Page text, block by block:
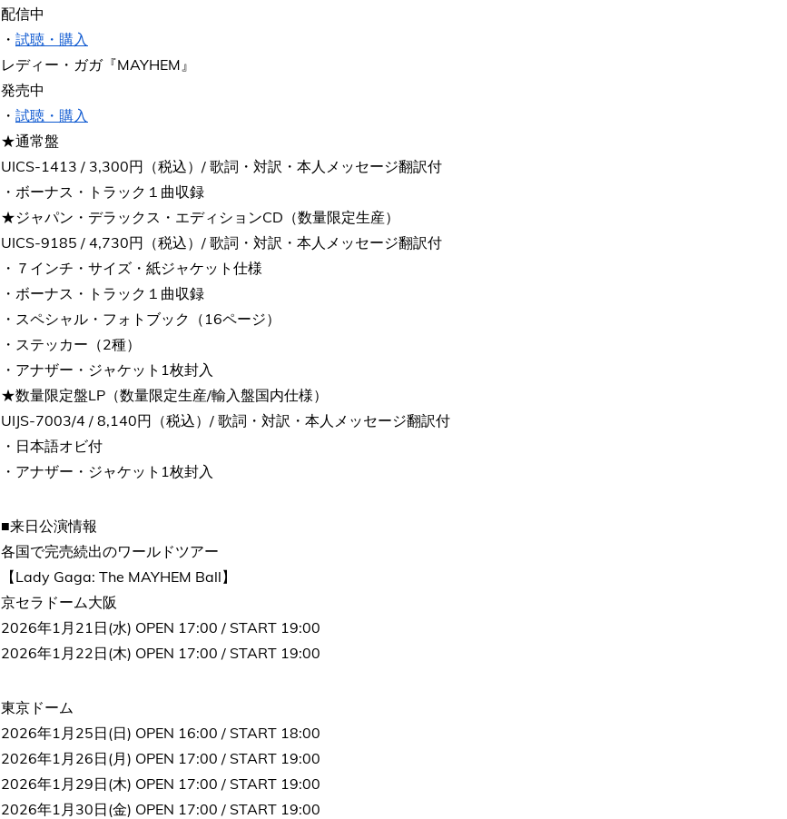
配信中
・ 試聴・購入
レディー・ガガ『MAYHEM』
発売中
・ 試聴・購入
★通常盤
UICS-1413 / 3,300円（税込）/ 歌詞・対訳・本人メッセージ翻訳付
・ボーナス・トラック１曲収録
★ジャパン・デラックス・エディションCD（数量限定生産）
UICS-9185 / 4,730円（税込）/ 歌詞・対訳・本人メッセージ翻訳付
・７インチ・サイズ・紙ジャケット仕様
・ボーナス・トラック１曲収録
・スペシャル・フォトブック（16ページ）
・ステッカー（2種）
・アナザー・ジャケット1枚封入
★数量限定盤LP（数量限定生産/輸入盤国内仕様）
UIJS-7003/4 / 8,140円（税込）/ 歌詞・対訳・本人メッセージ翻訳付
・日本語オビ付
・アナザー・ジャケット1枚封入
■来日公演情報
各国で完売続出のワールドツアー
【Lady Gaga: The MAYHEM Ball】
京セラドーム大阪
2026年1月21日(水) OPEN 17:00 / START 19:00
2026年1月22日(木) OPEN 17:00 / START 19:00
東京ドーム
2026年1月25日(日) OPEN 16:00 / START 18:00
2026年1月26日(月) OPEN 17:00 / START 19:00
2026年1月29日(木) OPEN 17:00 / START 19:00
2026年1月30日(金) OPEN 17:00 / START 19:00